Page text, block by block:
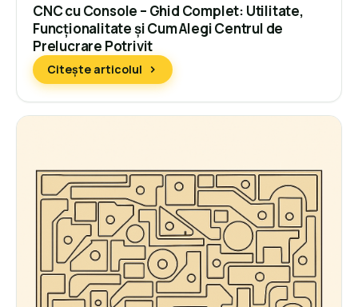
CNC cu Console – Ghid Complet: Utilitate,
Funcționalitate și Cum Alegi Centrul de
Prelucrare Potrivit
Citește articolul